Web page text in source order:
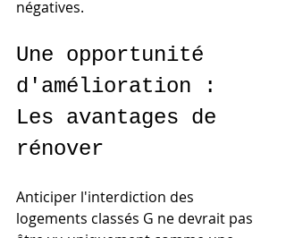
négatives.
Une opportunité
d'amélioration :
Les avantages de
rénover
Anticiper l'interdiction des
logements classés G ne devrait pas